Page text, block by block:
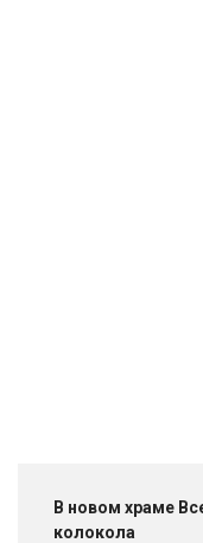
В новом храме
колокола